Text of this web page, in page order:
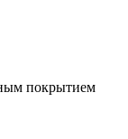
покрытием